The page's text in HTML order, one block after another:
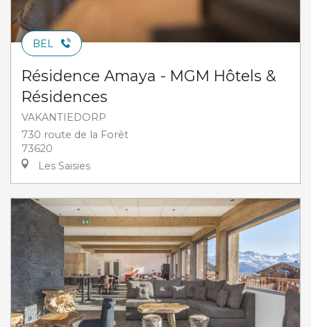
BEL
Résidence Amaya - MGM Hôtels &
Résidences
VAKANTIEDORP
730 route de la Forêt
73620
Les Saisies